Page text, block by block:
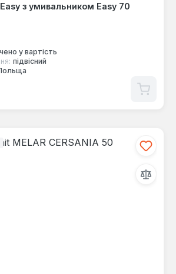
з умивальником Easy 70
у вартість
підвісний